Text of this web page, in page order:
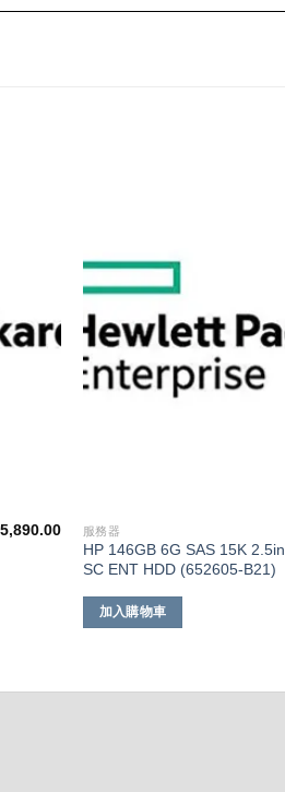
5,890.00 服務器
HP 146GB 6G SAS 15K 2.5in
SC ENT HDD (652605-B21)
加入購物車